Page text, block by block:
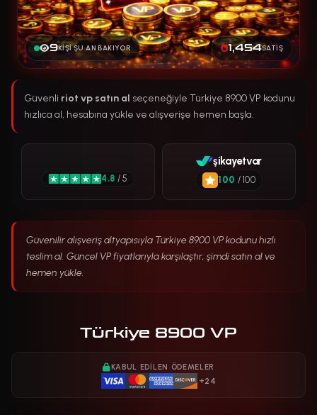
9KIŞI ŞU AN BAKIYOR 1,454SATIŞ
Güvenli riot vp satın al seçeneğiyle Türkiye 8900 VP kodunu
hızlıca al, hesabına yükle ve alışverişe hemen başla.
Güvenilir alışveriş altyapısıyla Türkiye 8900 VP kodunu hızlı
teslim al. Güncel VP fiyatlarıyla karşılaştır, şimdi satın al ve
hemen yükle.
4.8 / 5
şikayetvar
100 / 100
Türkiye 8900 VP
KABUL EDILEN ÖDEMELER
+24